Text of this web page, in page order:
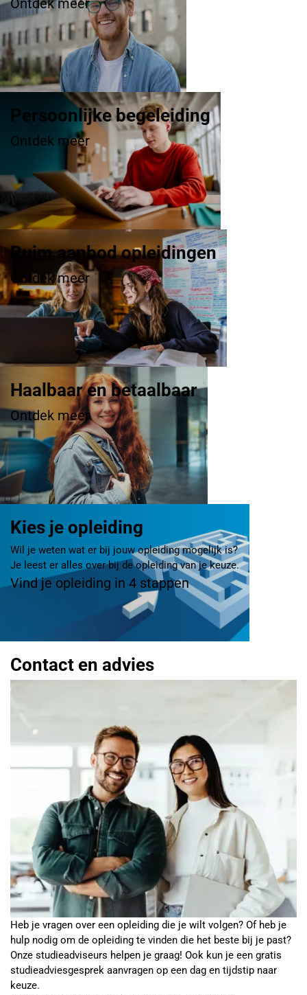
Ontdek meer
Persoonlijke begeleiding
Ontdek meer
Ruim aanbod opleidingen
Ontdek meer
Haalbaar en betaalbaar
Ontdek meer
Kies je opleiding
Wil je weten wat er bij jouw opleiding mogelijk is?
Je leest er alles over bij de opleiding van je keuze.
Vind je opleiding in 4 stappen
Contact en advies
Heb je vragen over een opleiding die je wilt volgen? Of heb je
hulp nodig om de opleiding te vinden die het beste bij je past?
Onze studieadviseurs helpen je graag! Ook kun je een gratis
studieadviesgesprek aanvragen op een dag en tijdstip naar
keuze.